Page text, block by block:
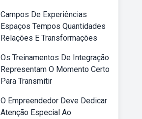
Campos De Experiências
Espaços Tempos Quantidades
Relações E Transformações
Os Treinamentos De Integração
Representam O Momento Certo
Para Transmitir
O Empreendedor Deve Dedicar
Atenção Especial Ao